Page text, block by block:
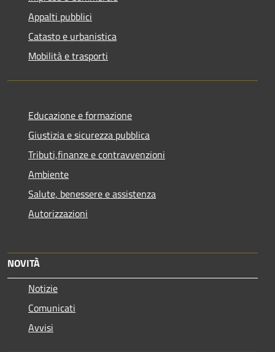
Appalti pubblici
Catasto e urbanistica
Mobilità e trasporti
Educazione e formazione
Giustizia e sicurezza pubblica
Tributi,finanze e contravvenzioni
Ambiente
Salute, benessere e assistenza
Autorizzazioni
NOVITÀ
Notizie
Comunicati
Avvisi